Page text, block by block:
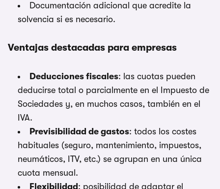
Documentación adicional que acredite la
solvencia si es necesario.
Ventajas destacadas para empresas
Deducciones fiscales: las cuotas pueden
deducirse total o parcialmente en el Impuesto de
Sociedades y, en muchos casos, también en el
IVA.
Previsibilidad de gastos: todos los costes
habituales (seguro, mantenimiento, impuestos,
neumáticos, ITV, etc.) se agrupan en una única
cuota mensual.
Flexibilidad : posibilidad de adaptar el